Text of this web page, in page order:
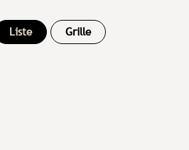
Liste Grille